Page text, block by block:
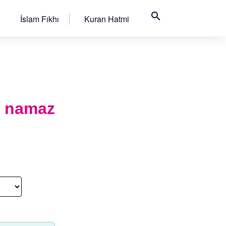
İslam Fıkhı Kuran Hatmi search